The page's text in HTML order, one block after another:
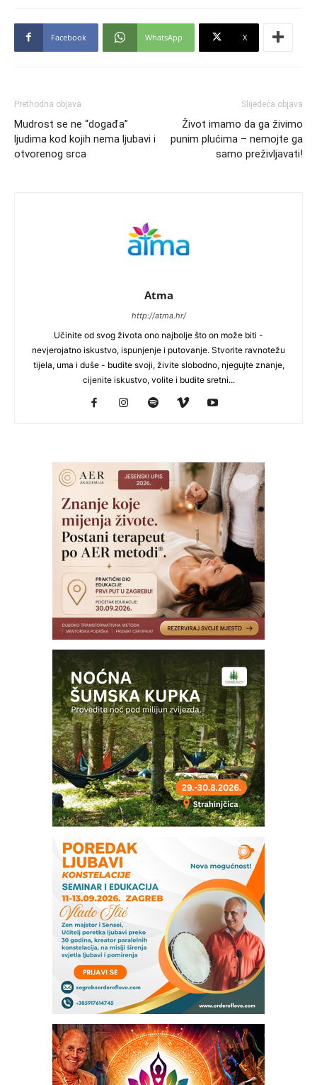
Facebook WhatsApp X
Prethodna objava
Mudrost se ne “događa”
ljudima kod kojih nema ljubavi i
otvorenog srca
Slijedeća objava
Život imamo da ga živimo
punim plućima – nemojte ga
samo preživljavati!
Atma
http://atma.hr/
Učinite od svog života ono najbolje što on može biti -
nevjerojatno iskustvo, ispunjenje i putovanje. Stvorite ravnotežu
tijela, uma i duše - budite svoji, živite slobodno, njegujte znanje,
cijenite iskustvo, volite i budite sretni...